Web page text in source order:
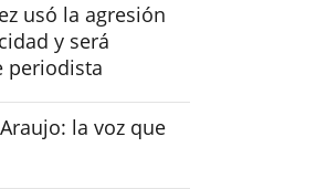
usó la agresión
y será
periodista
la voz que